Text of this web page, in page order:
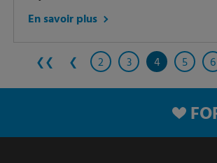
En savoir plus
❮❮ ❮ 2 3 4 5 6